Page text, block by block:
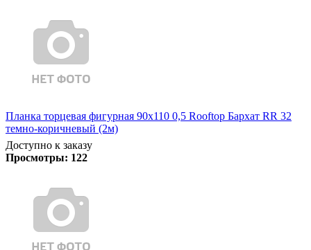
Планка торцевая фигурная 90х110 0,5 Rooftop Бархат RR 32
темно-коричневый (2м)
Доступно к заказу
Просмотры: 122